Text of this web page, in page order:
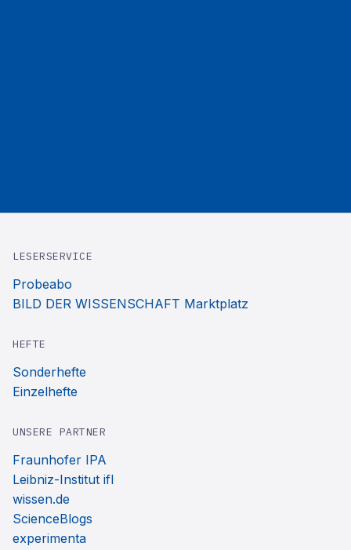
LESERSERVICE
Probeabo
BILD DER WISSENSCHAFT Marktplatz
HEFTE
Sonderhefte
Einzelhefte
UNSERE PARTNER
Fraunhofer IPA
Leibniz-Institut ifl
wissen.de
ScienceBlogs
experimenta